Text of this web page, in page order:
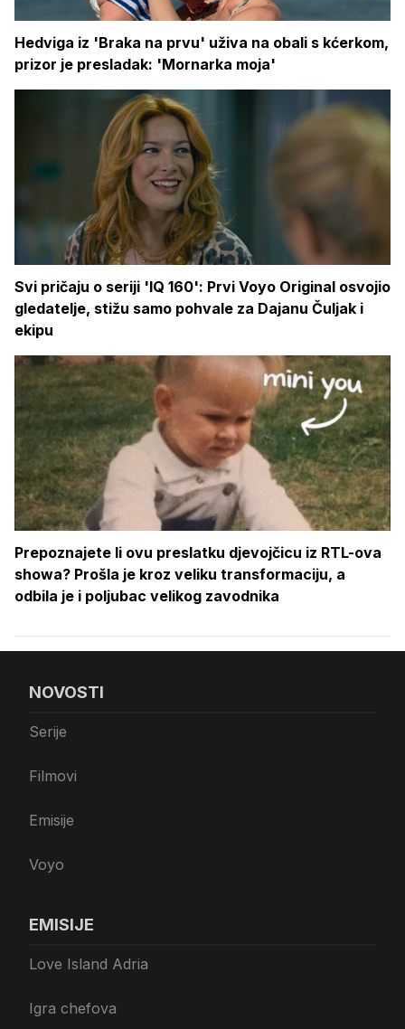
Hedviga iz 'Braka na prvu' uživa na obali s kćerkom,
prizor je presladak: 'Mornarka moja'
Svi pričaju o seriji 'IQ 160': Prvi Voyo Original osvojio
gledatelje, stižu samo pohvale za Dajanu Čuljak i
ekipu
Prepoznajete li ovu preslatku djevojčicu iz RTL-ova
showa? Prošla je kroz veliku transformaciju, a
odbila je i poljubac velikog zavodnika
NOVOSTI
Serije
Filmovi
Emisije
Voyo
EMISIJE
Love Island Adria
Igra chefova